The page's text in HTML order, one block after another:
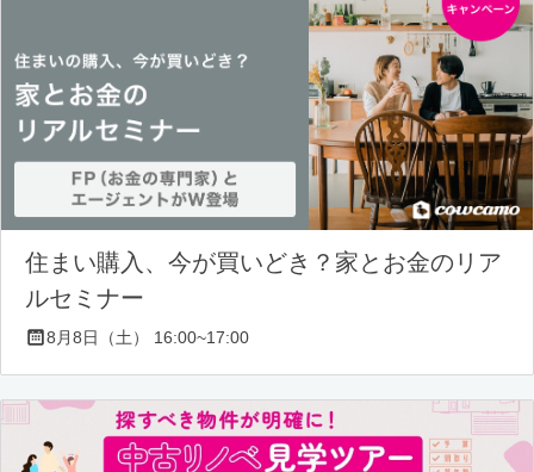
住まい購入、今が買いどき？家とお金のリア
ルセミナー
8月8日（土） 16:00~17:00